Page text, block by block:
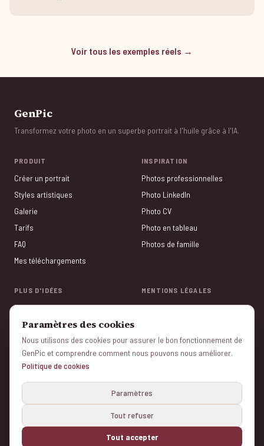
Paramètres des cookies
Nous utilisons des cookies pour assurer le bon fonctionnement de
GenPic et comprendre comment nous pouvons nous améliorer.
Politique de cookies
Paramètres
Tout refuser
Tout accepter
Voir tous les exemples réels →
GenPic
Transformez votre photo en un superbe portrait à l'huile grâce à l'IA.
PRODUIT
Créer un portrait
Styles artistiques
Galerie
Tarifs
FAQ
Mes téléchargements
INSPIRATION
Photos professionnelles
Photo LinkedIn
Photo CV
Photo en tableau
Photos de famille
PLUS D'IDÉES
Photos entre amis
Saint-Valentin
Photos Tinder
Cadeaux photo
Fête des Mères
MENTIONS LÉGALES
Politique de confidentialité
Mentions légales
Politique de cookies
© 2026 genpic.com v1.6.3 - Color Vivo Internet, SL — Tous droits réservés
Fait avec ❤️ depuis Madrid et Herencia (Ciudad Real) — Espagne.
🔒 Paiement sécurisé · ✓ Aperçu gratuit · ⭐ Note 4,9/5